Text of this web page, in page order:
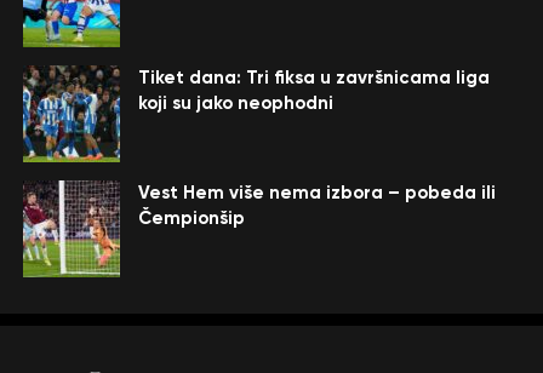
Tiket dana: Tri fiksa u završnicama liga
koji su jako neophodni
Vest Hem više nema izbora – pobeda ili
Čempionšip